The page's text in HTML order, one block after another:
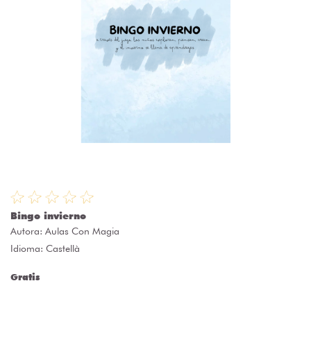
Bingo invierno
Autora: Aulas Con Magia
Idioma: Castellà
Gratis